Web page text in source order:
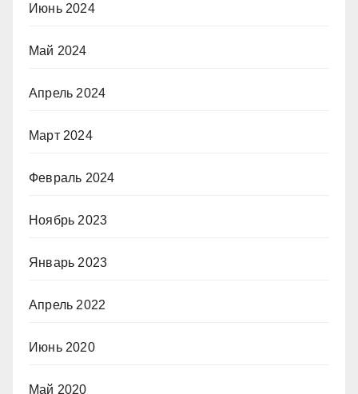
Июнь 2024
Май 2024
Апрель 2024
Март 2024
Февраль 2024
Ноябрь 2023
Январь 2023
Апрель 2022
Июнь 2020
Май 2020